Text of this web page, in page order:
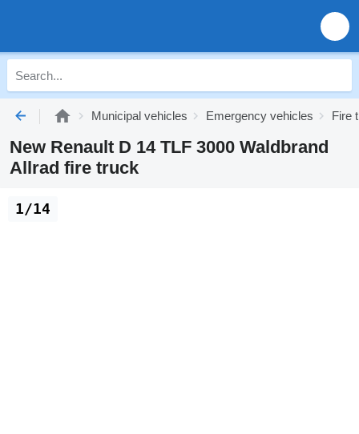
Municipal vehicles Emergency vehicles Fire
New Renault D 14 TLF 3000 Waldbrand
Allrad fire truck
1/14